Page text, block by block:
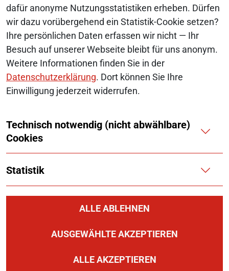
dafür anonyme Nutzungsstatistiken erheben. Dürfen
wir dazu vorübergehend ein Statistik-Cookie setzen?
Ihre persönlichen Daten erfassen wir nicht — Ihr
Besuch auf unserer Webseite bleibt für uns anonym.
Weitere Informationen finden Sie in der
Datenschutzerklärung. Dort können Sie Ihre
Einwilligung jederzeit widerrufen.
Technisch notwendig (nicht abwählbare)
Cookies
Statistik
ALLE ABLEHNEN
AUSGEWÄHLTE AKZEPTIEREN
ALLE AKZEPTIEREN
© 2026 Monopolkommission
SERVICE-NAVIGATION
SITEMAP
ERKLÄRUNG ZUR BARRIEREFREIHEIT
IMPRESSUM
DATENSCHUTZ
COOKIES